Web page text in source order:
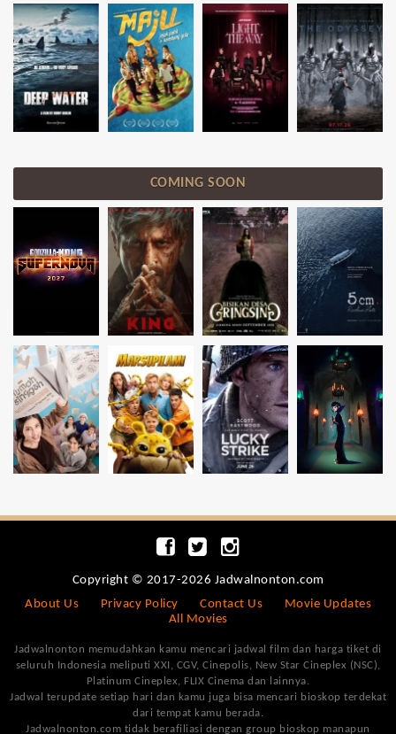
COMING SOON
Copyright © 2017-2026 Jadwalnonton.com
About Us
Privacy Policy Contact Us
Movie Updates
All Movies
Jadwalnonton memudahkan kamu mencari jadwal film dan harga tiket di
seluruh Indonesia meliputi XXI, CGV, Cinepolis, New Star Cineplex (NSC),
Platinum Cineplex, FLIX Cinema dan lainnya.
Jadwal terupdate setiap hari dan kamu juga bisa mencari bioskop terdekat
dari tempat kamu berada.
Jadwalnonton.com tidak berafiliasi dengan group bioskop manapun